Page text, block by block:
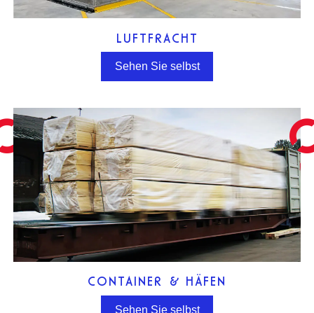
LUFTFRACHT
Sehen Sie selbst
CONTAINER & HÄFEN
Sehen Sie selbst